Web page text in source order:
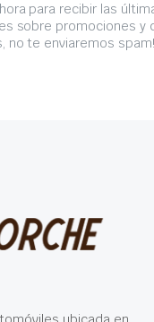
para recibir las
sobre promociones y
no te enviaremos spam!